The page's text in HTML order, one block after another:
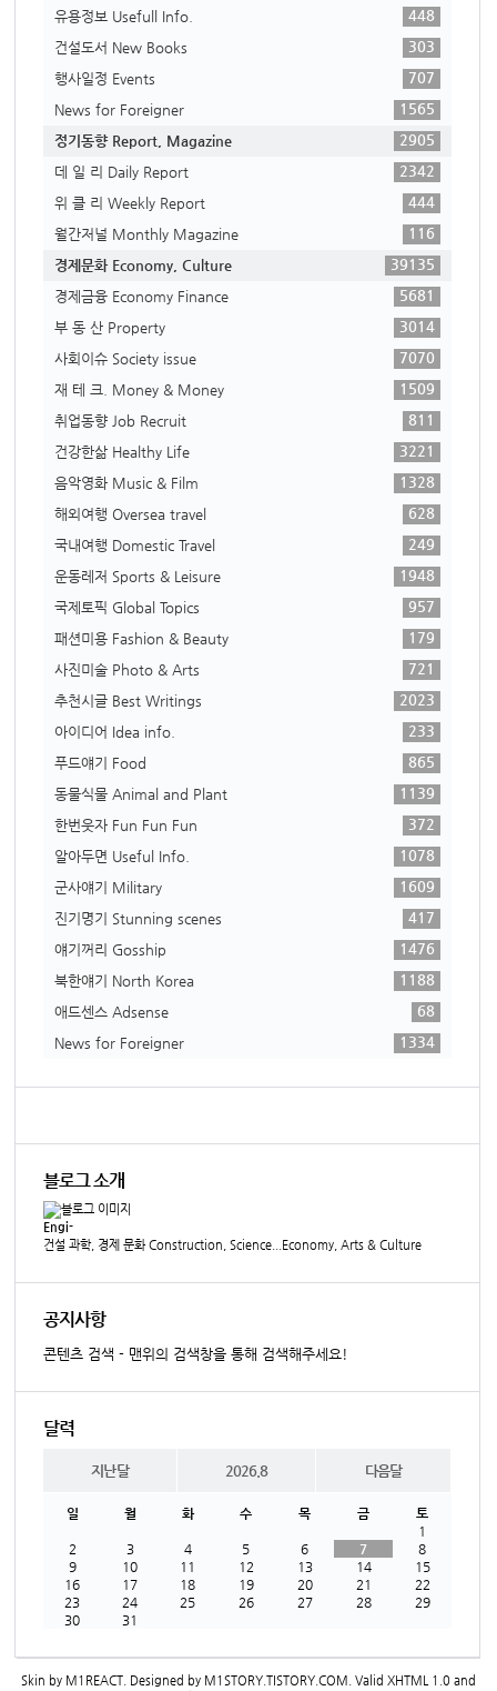
유용정보 Usefull Info.
448
건설도서 New Books
303
행사일정 Events
707
News for Foreigner
1565
정기동향 Report, Magazine
2905
데 일 리 Daily Report
2342
위 클 리 Weekly Report
444
월간저널 Monthly Magazine
116
경제문화 Economy, Culture
39135
경제금융 Economy Finance
5681
부 동 산 Property
3014
사회이슈 Society issue
7070
재 테 크. Money & Money
1509
취업동향 Job Recruit
811
건강한삶 Healthy Life
3221
음악영화 Music & Film
1328
해외여행 Oversea travel
628
국내여행 Domestic Travel
249
운동레저 Sports & Leisure
1948
국제토픽 Global Topics
957
패션미용 Fashion & Beauty
179
사진미술 Photo & Arts
721
추천시글 Best Writings
2023
아이디어 Idea info.
233
푸드얘기 Food
865
동물식물 Animal and Plant
1139
한번웃자 Fun Fun Fun
372
알아두면 Useful Info.
1078
군사얘기 Military
1609
진기명기 Stunning scenes
417
얘기꺼리 Gosship
1476
북한얘기 North Korea
1188
애드센스 Adsense
68
News for Foreigner
1334
블로그 소개
Engi-
건설 과학, 경제 문화 Construction, Science...Economy, Arts & Culture
공지사항
콘텐츠 검색 - 맨위의 검색창을 통해 검색해주세요!
달력
지난달 2026.8 다음달
일 월 화 수 목 금
토
1
2
3 4 5 6 7
8
9
10 11 12 13 14
15
16
17 18 19 20 21
22
23
24 25 26 27 28
29
30
31
Skin by M1REACT . Designed by M1STORY.TISTORY.COM . Valid XHTML 1.0 and